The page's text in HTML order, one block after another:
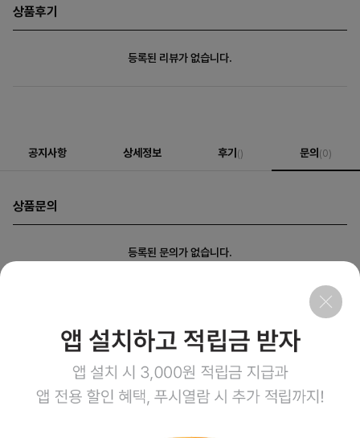
상품후기
등록된 리뷰가 없습니다.
공지사항 상세정보 후기() 문의(0)
상품문의
등록된 문의가 없습니다.